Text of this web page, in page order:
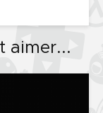
aimer...